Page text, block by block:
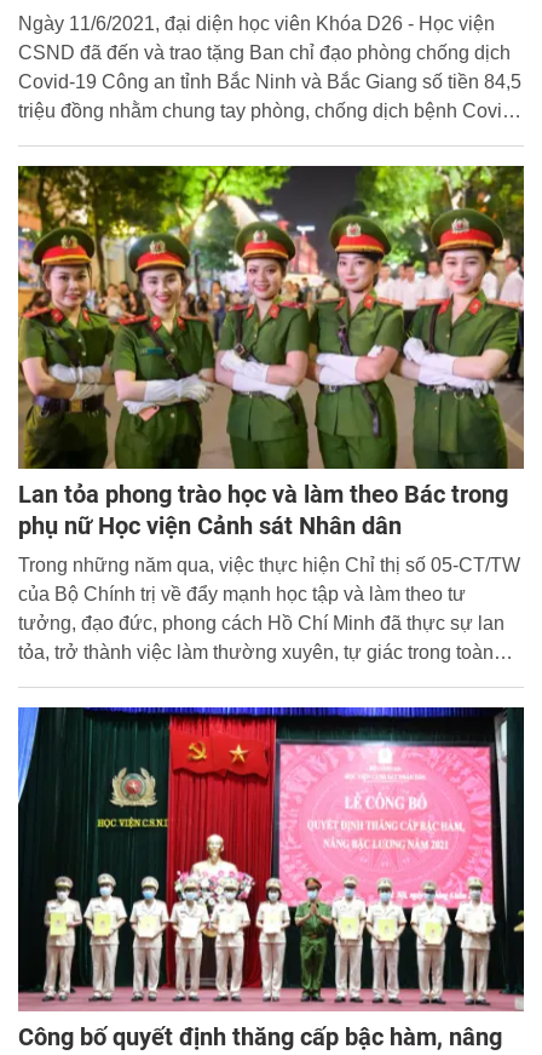
Ngày 11/6/2021, đại diện học viên Khóa D26 - Học viện
CSND đã đến và trao tặng Ban chỉ đạo phòng chống dịch
Covid-19 Công an tỉnh Bắc Ninh và Bắc Giang số tiền 84,5
triệu đồng nhằm chung tay phòng, chống dịch bệnh Covid-
Lan tỏa phong trào học và làm theo Bác trong
phụ nữ Học viện Cảnh sát Nhân dân
Trong những năm qua, việc thực hiện Chỉ thị số 05-CT/TW
của Bộ Chính trị về đẩy mạnh học tập và làm theo tư
tưởng, đạo đức, phong cách Hồ Chí Minh đã thực sự lan
tỏa, trở thành việc làm thường xuyên, tự giác trong toàn
thể hội viên Hội Phụ nữ Học viện Cảnh sát Nhân dân.
Công bố quyết định thăng cấp bậc hàm, nâng